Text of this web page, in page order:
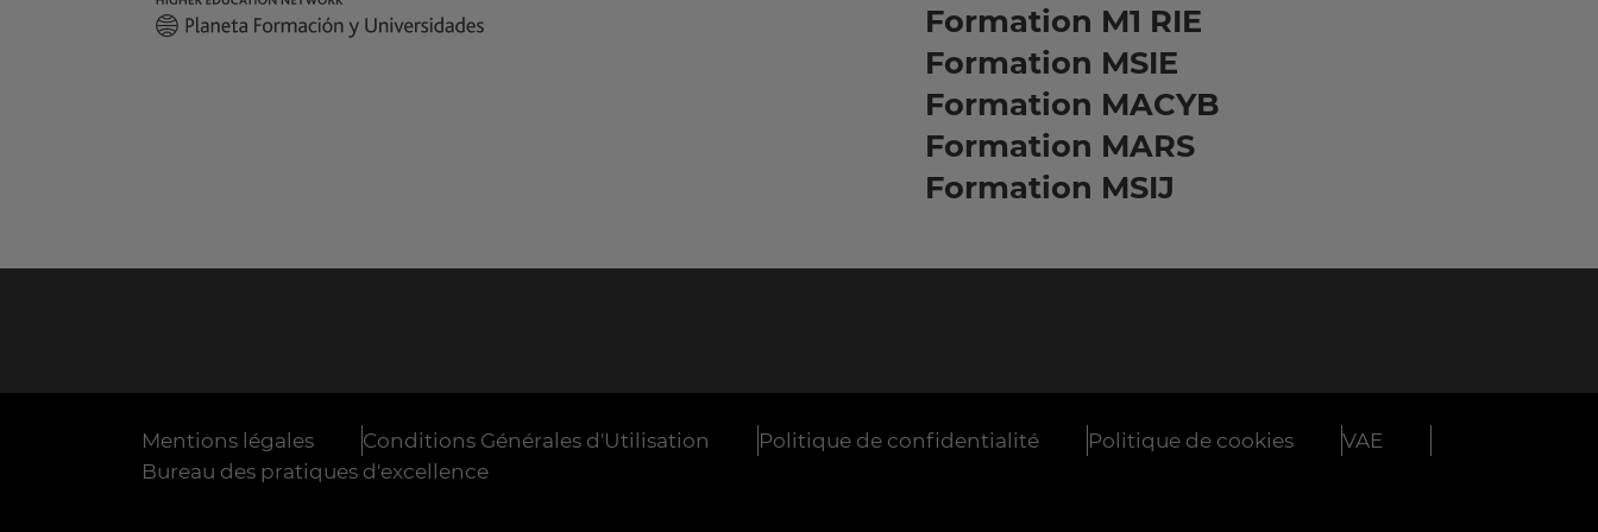
Formation M1 RIE
Formation MSIE
Formation MACYB
Formation MARS
Formation MSIJ
Mentions légales Conditions Générales d'Utilisation Politique de confidentialité Politique de cookies
VAE
Bureau des pratiques d'excellence